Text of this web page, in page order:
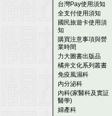
台灣Pay使用須知
全支付使用須知
國民旅遊卡使用須
知
購買注意事項與營
業時間
力大圖書出版品
橘井文化系列叢書
免疫風濕科
內分泌科
內科(家醫科及實証
醫學)
婦產科